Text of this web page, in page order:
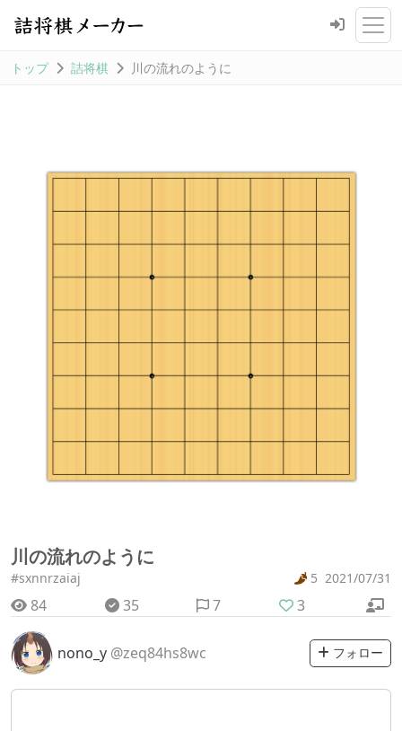
トップ 詰将棋 川の流れのように
川の流れのように
#sxnnrzaiaj 5 2021/07/31
84 35 7 3
nono_y @zeq84hs8wc フォロー